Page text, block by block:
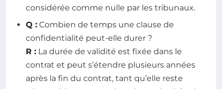
considérée comme nulle par les tribunaux.
Q : Combien de temps une clause de
confidentialité peut-elle durer ?
R : La durée de validité est fixée dans le
contrat et peut s’étendre plusieurs années
après la fin du contrat, tant qu’elle reste